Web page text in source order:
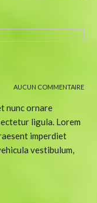
AUCUN COMMENTAIRE
nunc ornare
ligula. Lorem
imperdiet
vestibulum,